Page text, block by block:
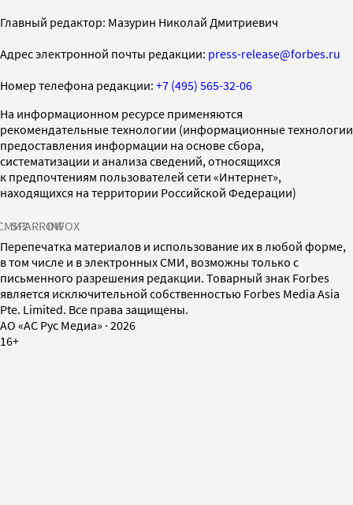
Главный редактор: Мазурин Николай Дмитриевич
Адрес электронной почты редакции: press-release@forbes.ru
Номер телефона редакции: +7 (495) 565-32-06
На информационном ресурсе применяются
рекомендательные технологии (информационные технологии
предоставления информации на основе сбора,
систематизации и анализа сведений, относящихся
к предпочтениям пользователей сети «Интернет»,
находящихся на территории Российской Федерации)
SPARROWINFOX
Перепечатка материалов и использование их в любой форме,
в том числе и в электронных СМИ, возможны только с
письменного разрешения редакции. Товарный знак Forbes
является исключительной собственностью Forbes Media Asia
Pte. Limited. Все права защищены.
AO «АС Рус Медиа» · 2026
16+